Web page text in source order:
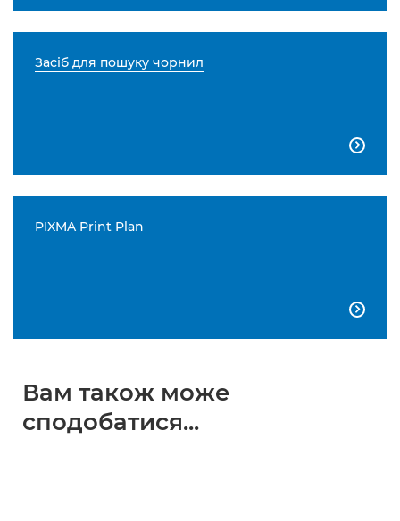
Засіб для пошуку чорнил

PIXMA Print Plan

Вам також може
сподобатися...